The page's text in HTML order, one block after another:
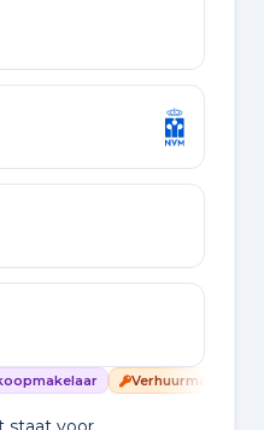
Verhuurmakelaar